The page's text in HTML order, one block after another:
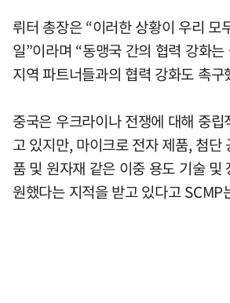
뤼터 총장은 “이러한 상황이 우리 모
일”이라며 “동맹국 간의 협력 강화
지역 파트너들과의 협력 강화도 촉구
중국은 우크라이나 전쟁에 대해 중
고 있지만, 마이크로 전자 제품, 첨단
품 및 원자재 같은 이중 용도 기술 및
원했다는 지적을 받고 있다고 SCMP